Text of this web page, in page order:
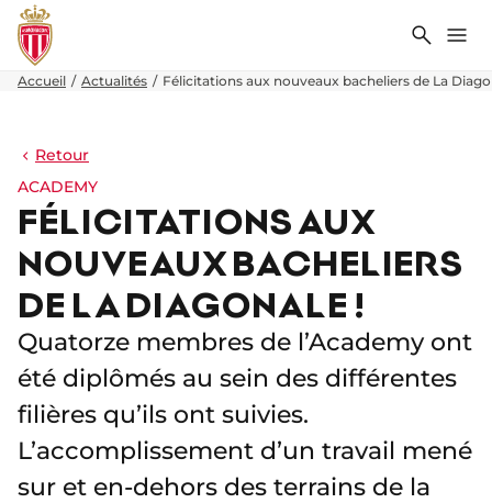
Accueil Actualités Félicitations aux nouveaux bacheliers de La
Retour
ACADEMY
FÉLICITATIONS AUX
NOUVEAUX BACHELIERS
DE LA DIAGONALE !
Quatorze membres de l’Academy ont
été diplômés au sein des différentes
filières qu’ils ont suivies.
L’accomplissement d’un travail mené
sur et en-dehors des terrains de la